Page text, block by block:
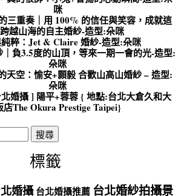
咪
三重奏｜用 100% 的信任與笑容，成就這
越山海的自主婚紗-造型:朵咪
粹：Jet & Claire 婚紗-造型:朵咪
負3.5度的山頂，等來一期一會的光-造型:
朵咪
天空：愉安+顥毅 合歡山高山婚紗 – 造型:
朵咪
婚攝 ] 陽平+蓉蓉 { 地點:台北大倉久和大
店The Okura Prestige Taipei}
標籤
婚攝 台北婚攝推薦 台北婚紗拍攝景